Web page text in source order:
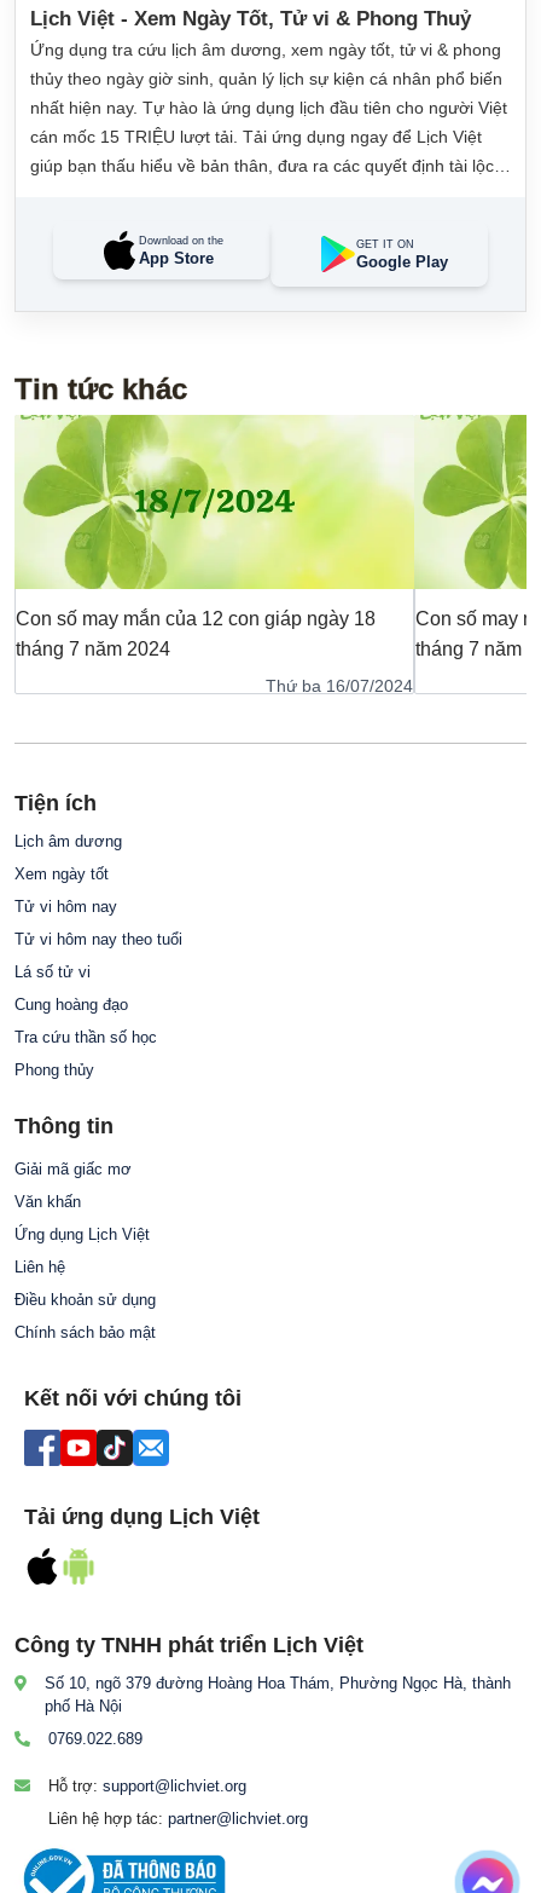
Lịch Việt - Xem Ngày Tốt, Tử vi & Phong Thuỷ
Ứng dụng tra cứu lịch âm dương, xem ngày tốt, tử vi & phong
thủy theo ngày giờ sinh, quản lý lịch sự kiện cá nhân phổ biến
nhất hiện nay. Tự hào là ứng dụng lịch đầu tiên cho người Việt
cán mốc 15 TRIỆU lượt tải. Tải ứng dụng ngay để Lịch Việt
giúp bạn thấu hiểu về bản thân, đưa ra các quyết định tài lộc,
Download on the
App Store
GET IT ON
Google Play
Tin tức khác
Con số may mắn của 12 con giáp ngày 18
tháng 7 năm 2024
Thứ ba 16/07/2024
Con số may
tháng 7 năm
Công ty TNHH phát triển Lịch Việt
Số 10, ngõ 379 đường Hoàng Hoa Thám, Phường Ngọc Hà, thành
phố Hà Nội
0769.022.689
Hỗ trợ: support@lichviet.org
Liên hệ hợp tác: partner@lichviet.org
Tiện ích
Lịch âm dương
Xem ngày tốt
Tử vi hôm nay
Tử vi hôm nay theo tuổi
Lá số tử vi
Cung hoàng đạo
Tra cứu thần số học
Phong thủy
Thông tin
Giải mã giấc mơ
Văn khấn
Ứng dụng Lịch Việt
Liên hệ
Điều khoản sử dụng
Chính sách bảo mật
Kết nối với chúng tôi
Tải ứng dụng Lịch Việt